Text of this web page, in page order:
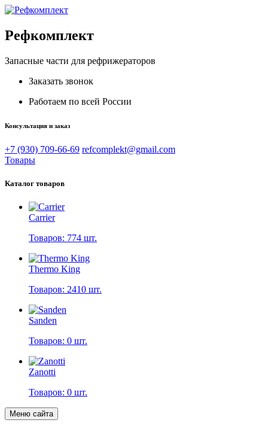
Рефкомплект
Запасные части для рефрижераторов
Заказать звонок
Работаем по всей России
Консультация и заказ
+7 (930) 709-66-69 refcomplekt@gmail.com
Товары
Каталог товаров
Carrier
Товаров: 774 шт.
Thermo King
Товаров: 2410 шт.
Sanden
Товаров: 0 шт.
Zanotti
Товаров: 0 шт.
Меню сайта